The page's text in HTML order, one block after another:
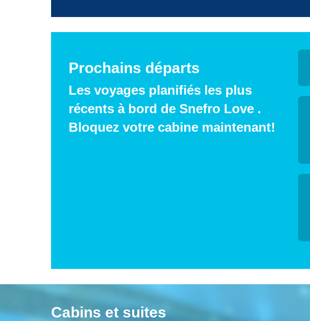
Prochains départs
Les voyages planifiés les plus
récents à bord de Snefro Love .
Bloquez votre cabine maintenant!
Cabins et suites